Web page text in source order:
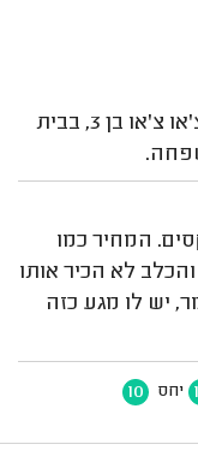
אילוף בסיסי לכלב מסוג צ'או צ'או בן 3, בבית
המחיר כמו
לא הכיר אותו
יש לו מגע כזה
יחס 10